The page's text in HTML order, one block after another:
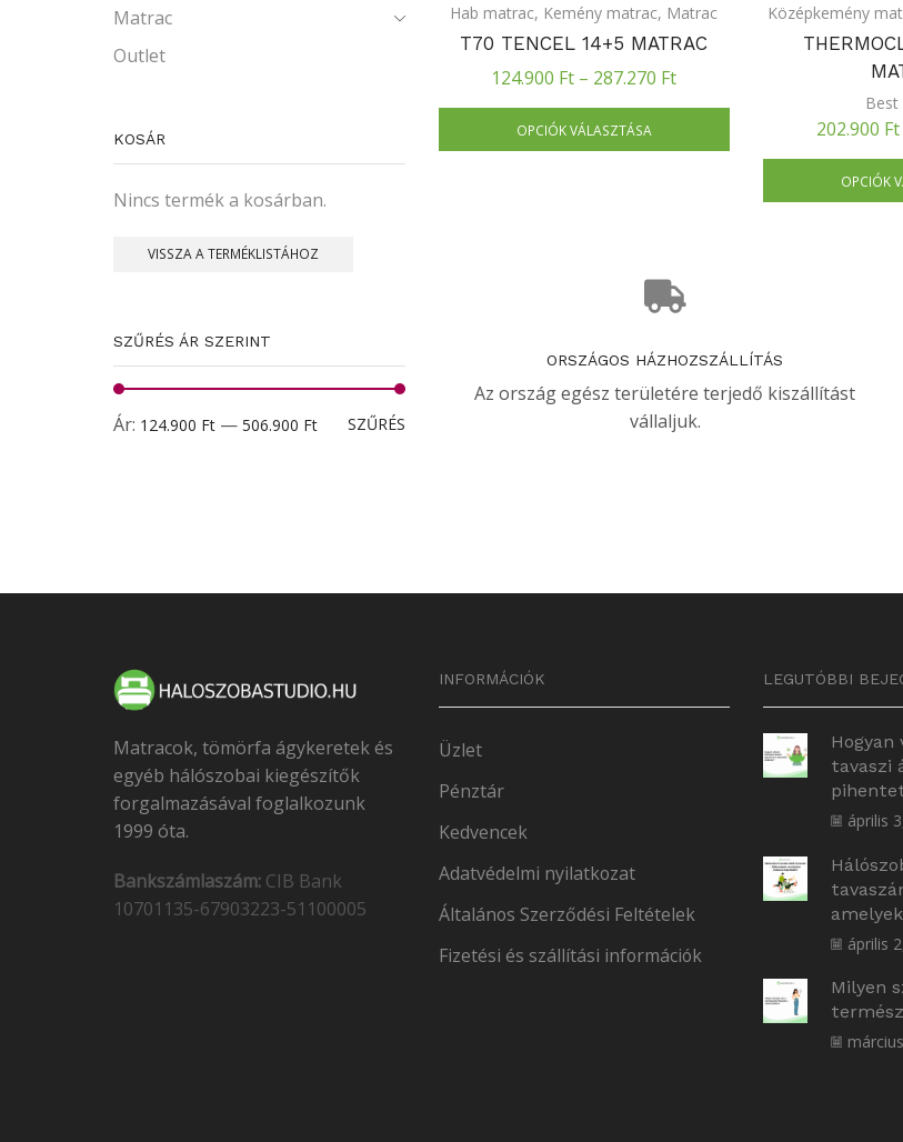
Hab matrac, Kemény matrac, Matrac
T70 TENCEL 14+5 MATRAC
124.900 Ft – 287.270 Ft
OPCIÓK VÁLASZTÁSA
Középkemény
202.900 Ft
OPCIÓK
ORSZÁGOS HÁZHOZSZÁLLÍTÁS
Az ország egész területére terjedő kiszállítást
vállaljuk.
Matrac
Outlet
KOSÁR
Nincs termék a kosárban.
VISSZA A TERMÉKLISTÁHOZ
SZŰRÉS ÁR SZERINT
Min
Max
SZŰRÉS
Ár: 124.900 Ft — 506.900 Ft
Matracok, tömörfa ágykeretek és
egyéb hálószobai kiegészítők
forgalmazásával foglalkozunk
1999 óta.
Bankszámlaszám: CIB Bank
10701135-67903223-51100005
INFORMÁCIÓK
Üzlet
Pénztár
Kedvencek
Adatvédelmi nyilatkozat
Általános Szerződési Feltételek
Fizetési és szállítási információk
LEGUTÓBBI
Hogyan
tavaszi
április
április
Milyen